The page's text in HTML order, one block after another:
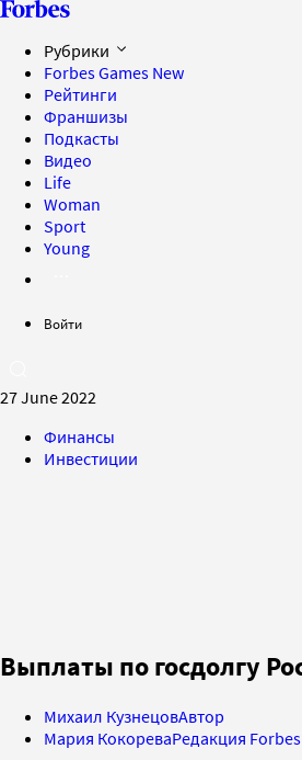
Рубрики
Forbes Games New
Рейтинги
Франшизы
Подкасты
Видео
Life
Woman
Sport
Young
Войти
27 June 2022
Финансы
Инвестиции
Выплаты по госдолгу
Михаил КузнецовАвтор
Мария КокореваРедакция Forbes